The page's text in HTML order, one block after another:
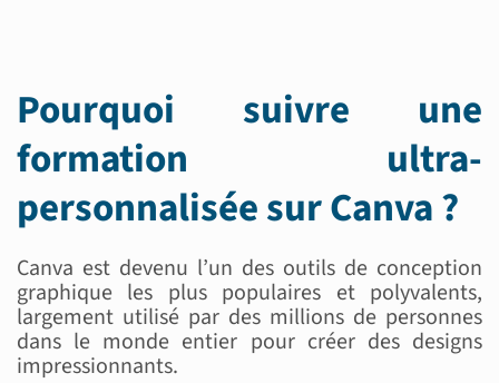
Pourquoi suivre une
formation ultra-
personnalisée sur Canva ?
Canva est devenu l’un des outils de conception
graphique les plus populaires et polyvalents,
largement utilisé par des millions de personnes
dans le monde entier pour créer des designs
impressionnants.